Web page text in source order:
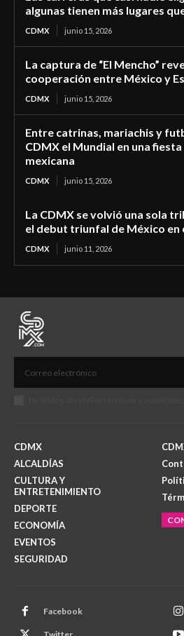
algunas tienen más lugares
CDMX junio 15, 2026
La captura de “El Mencho”
cooperación entre México y
CDMX junio 15, 2026
Entre catrinas, mariachis y
CDMX el Mundial en una
mexicana
CDMX junio 15, 2026
La CDMX se volvió una sola
el debut triunfal de México en
CDMX junio 11, 2026
CDMX
ALCALDÍAS
CULTURA Y
ENTRETENIMIENTO
DEPORTE
ECONOMÍA
EVENTOS
SEGURIDAD
Facebook
Twitter